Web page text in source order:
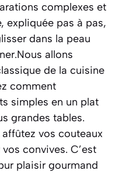
complexes et
expliquée pas à pas,
dans la peau
allons
de la cuisine
comment
simples en un plat
grandes tables.
vos couteaux
convives. C’est
plaisir gourmand